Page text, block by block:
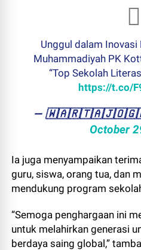
Unggul dalam Inovasi
Muhammadiyah PK
“Top Sekolah
https://t.co/
— ​🇼​​🇦​​🇷​​🇹​​🇦​​🇯​​🇴​​🇬​​🇱​​🇴
October
Ia juga menyampaikan
guru, siswa, orang tua, dan
mendukung program
“Semoga penghargaan ini
untuk melahirkan generasi
berdaya saing global,”